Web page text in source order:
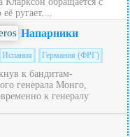
ругает....
Напарники
Испания Германия (ФРГ)
к бандитам-
генерала Монго,
к генералу